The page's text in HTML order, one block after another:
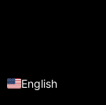
English